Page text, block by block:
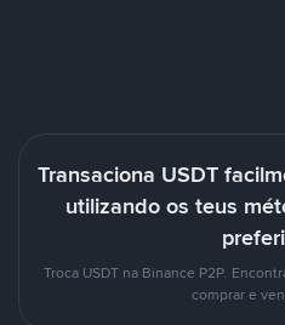
Transaciona USDT
utilizando os teus
Troca USDT na Binance P2P.
comprar e